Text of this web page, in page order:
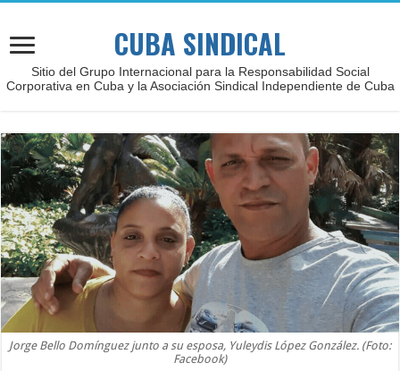
CUBA SINDICAL
Sitio del Grupo Internacional para la Responsabilidad Social
Corporativa en Cuba y la Asociación Sindical Independiente de Cuba
Jorge Bello Domínguez junto a su esposa, Yuleydis López González. (Foto:
Facebook)